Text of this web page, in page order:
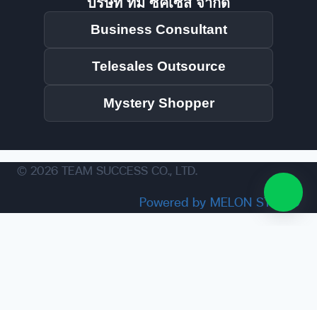
Business Consultant
Telesales Outsource
Mystery Shopper
© 2026 TEAM SUCCESS CO., LTD.
Powered by MELON STUDIO